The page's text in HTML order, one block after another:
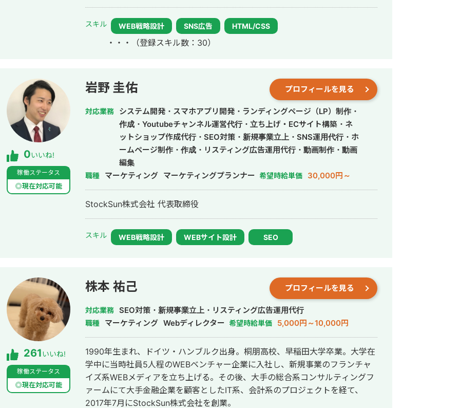
後はフリーランスとなり、フロントエンドエンジニア兼総合Webマーケターと
して活動。現在はWebコンサルティング会社を創設し、法人としてStockSunに
スキル WEB戦略設計 SNS広告 HTML/CSS
・・・ （登録スキル数：30）
0いいね!
稼働ステータス
◎現在対応可能
岩野 圭佑 プロフィールを見る
対応業務
システム開発・スマホアプリ開発・ランディングページ（LP）制作・
作成・Youtubeチャンネル運営代行・立ち上げ・ECサイト構築・ネ
ットショップ作成代行・SEO対策・新規事業立上・SNS運用代行・ホ
ームページ制作・作成・リスティング広告運用代行・動画制作・動画
編集
職種 マーケティング マーケティングプランナー 希望時給単価 30,000円～
StockSun株式会社 代表取締役
スキル WEB戦略設計 WEBサイト設計 SEO
261いいね!
稼働ステータス
◎現在対応可能
株本 祐己 プロフィールを見る
対応業務 SEO対策・新規事業立上・リスティング広告運用代行
職種 マーケティング Webディレクター 希望時給単価 5,000円～10,000円
1990年生まれ、ドイツ・ハンブルク出身。桐朋高校、早稲田大学卒業。大学在
学中に当時社員5人程のWEBベンチャー企業に入社し、新規事業のフランチャ
イズ系WEBメディアを立ち上げる。その後、大手の総合系コンサルティングフ
ァームにて大手金融企業を顧客としたIT系、会計系のプロジェクトを経て、
2017年7月にStockSun株式会社を創業。